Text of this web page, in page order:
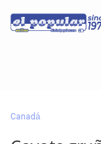
Classifieds
Canadá